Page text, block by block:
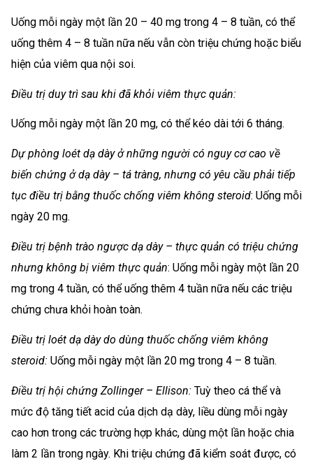
Uống mỗi ngày một lần 20 – 40 mg trong 4 – 8 tuần, có thể
uống thêm 4 – 8 tuần nữa nếu vẫn còn triệu chứng hoặc biểu
hiện của viêm qua nội soi.
Điều trị duy trì sau khi đã khỏi viêm thực quản:
Uống mỗi ngày một lần 20 mg, có thể kéo dài tới 6 tháng.
Dự phòng loét dạ dày ở những người có nguy cơ cao về
biến chứng ở dạ dày – tá tràng, nhưng có yêu cầu phải tiếp
tục điều trị bằng thuốc chống viêm không steroid: Uống mỗi
ngày 20 mg.
Điều trị bệnh trào ngược dạ dày – thực quản có triệu chứng
nhưng không bị viêm thực quản: Uống mỗi ngày một lần 20
mg trong 4 tuần, có thể uống thêm 4 tuần nữa nếu các triệu
chứng chưa khỏi hoàn toàn.
Điều trị loét dạ dày do dùng thuốc chống viêm không
steroid: Uống mỗi ngày một lần 20 mg trong 4 – 8 tuần.
Điều trị hội chứng Zollinger – Ellison: Tuỳ theo cá thể và
mức độ tăng tiết acid của dịch dạ dày, liều dùng mỗi ngày
cao hơn trong các trường hợp khác, dùng một lần hoặc chia
làm 2 lần trong ngày. Khi triệu chứng đã kiểm soát được, có